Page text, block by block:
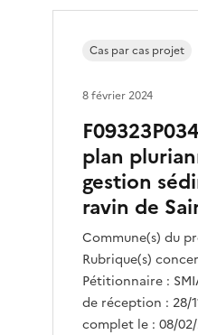
plan
gestion
ravin de
Commune(s) du
Rubrique(s)
Pétitionnaire :
de réception : 28/
complet le : 08/
Cas par cas projet
8 février 2024